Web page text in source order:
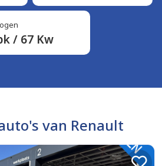
/ 67 Kw
van Renault